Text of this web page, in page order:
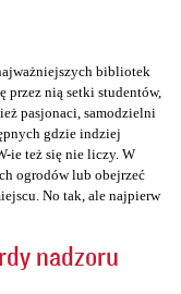
bibliotek
przez nią setki studentów,
pasjonaci, samodzielni
gdzie indziej
ie też się nie liczy. W
ogrodów lub obejrzeć
No tak, ale najpierw
nadzoru